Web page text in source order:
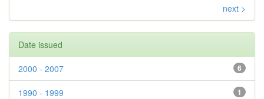
next >
Date issued
6
2000 - 2007
1
1990 - 1999